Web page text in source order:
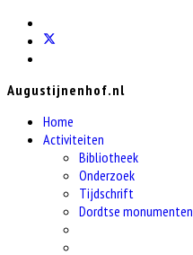
Augustijnenhof.nl
Home
Activiteiten
Bibliotheek
Onderzoek
Tijdschrift
Dordtse monumenten